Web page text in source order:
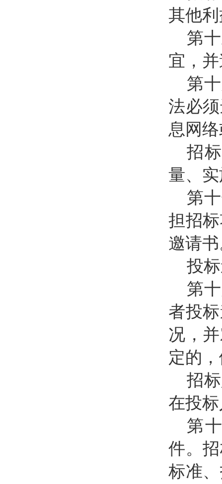
其他
第
宜，
第
法必
息网
招
量、
第
担招
邀请
投
第
者投
况，
定的
招
在投
第
件。
标准